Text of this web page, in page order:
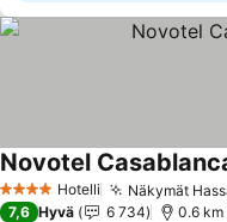
4 Tähtiluokitus
Hotelli Näkymät
Novotel
7,6 Hyvä 6 734 0.6 km